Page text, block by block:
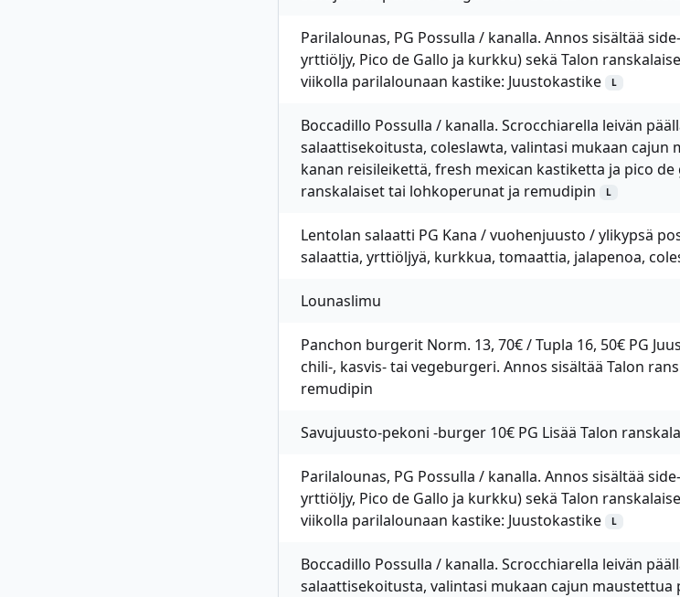
Parilalounas, PG Possulla / kanalla. Annos sisältää
yrttiöljy, Pico de Gallo ja kurkku) sekä Talon
viikolla parilalounaan kastike: Juustokastike
L
Boccadillo Possulla / kanalla. Scrocchiarella leivän
salaattisekoitusta, coleslawta, valintasi mukaan cajun
kanan reisileikettä, fresh mexican kastiketta ja pico de
ranskalaiset tai lohkoperunat ja remudipin
L
Lentolan salaatti PG Kana / vuohenjuusto / ylikypsä
salaattia, yrttiöljyä, kurkkua, tomaattia, jalapenoa,
Lounaslimu
Panchon burgerit Norm. 13, 70€ / Tupla 16, 50€ PG
chili-, kasvis- tai vegeburgeri. Annos sisältää Talon
remudipin
Savujuusto-pekoni -burger 10€ PG Lisää Talon
Parilalounas, PG Possulla / kanalla. Annos sisältää
yrttiöljy, Pico de Gallo ja kurkku) sekä Talon
viikolla parilalounaan kastike: Juustokastike
L
Boccadillo Possulla / kanalla. Scrocchiarella leivän
salaattisekoitusta, valintasi mukaan cajun maustettua